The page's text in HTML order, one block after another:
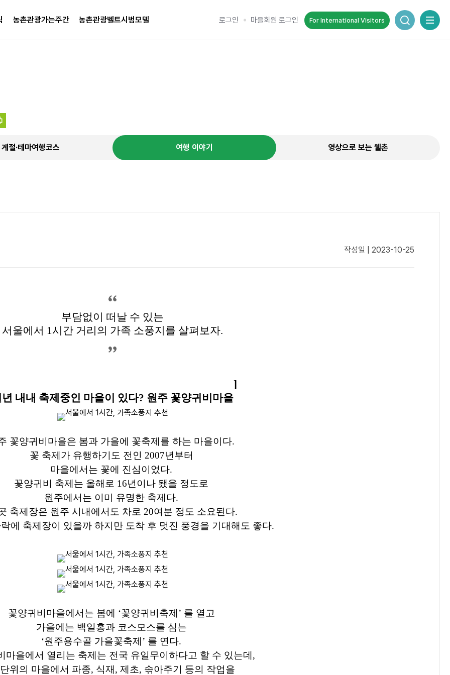
농촌관광가는주간 농촌관광벨트시범모델 로그인 마을회원 로그인 For International Visitors 통합검색 창
계절·테마여행코스 여행 이야기 영상으로 보는 웰촌
작성일 | 2023-10-25
부담없이 떠날 수 있는
서울에서 1시간 거리의 가족 소풍지를 살펴보자.
내내 축제중인 마을이 있다? 원주 꽃양귀비마을
]
꽃양귀비마을은 봄과 가을에 꽃축제를 하는 마을이다.
꽃 축제가 유행하기도 전인 2007년부터
마을에서는 꽃에 진심이었다.
꽃양귀비 축제는 올해로 16년이나 됐을 정도로
원주에서는 이미 유명한 축제다.
축제장은 원주 시내에서도 차로 20여분 정도 소요된다.
에 축제장이 있을까 하지만 도착 후 멋진 풍경을 기대해도 좋다.
꽃양귀비마을에서는 봄에 ‘꽃양귀비축제’ 를 열고
가을에는 백일홍과 코스모스를 심는
‘원주용수골 가을꽃축제’ 를 연다.
마을에서 열리는 축제는 전국 유일무이하다고 할 수 있는데,
위의 마을에서 파종, 식재, 제초, 솎아주기 등의 작업을